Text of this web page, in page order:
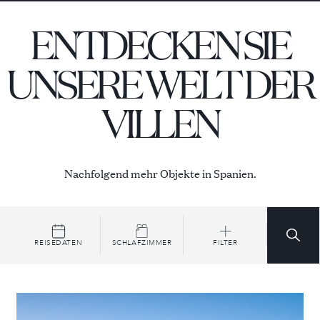
doppelte Gefrierschubladen, in denen Sie Eiswürfel
leicht aufbewahren können.
ENTDECKEN SIE
UNSERE WELT DER
VILLEN
Nachfolgend mehr Objekte in Spanien.
REISEDATEN SCHLAFZIMMER FILTER